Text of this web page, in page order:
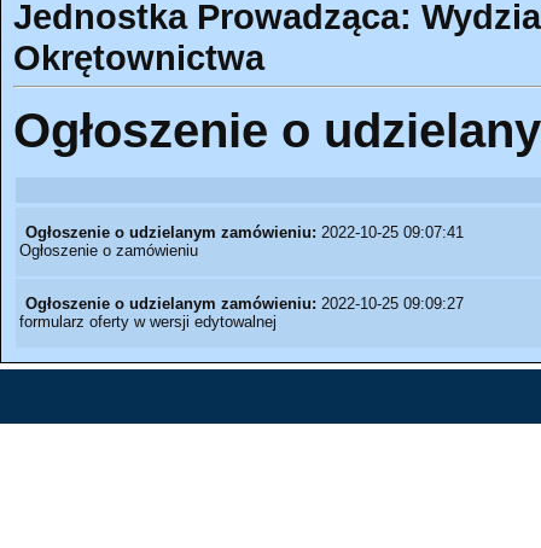
Jednostka Prowadząca:
Okrętownictwa
Ogłoszenie o
Ogłoszenie o udzielanym zamówieniu: 2022-10-25 09:07:41
Ogłoszenie o zamówieniu
Ogłoszenie o udzielanym zamówieniu: 2022-10-25 09:09:27
formularz oferty w wersji edytowalnej